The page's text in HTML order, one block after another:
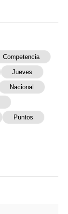
Competencia
Jueves
Nacional
Puntos